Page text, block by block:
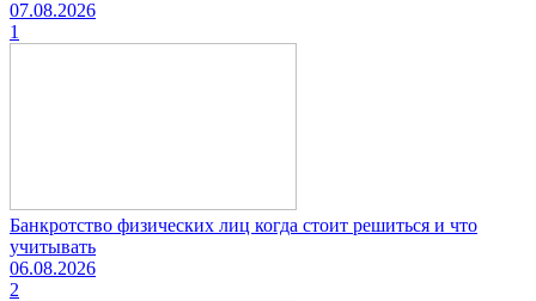
07.08.2026
1
Банкротство физических лиц когда стоит решиться и что
учитывать
06.08.2026
2